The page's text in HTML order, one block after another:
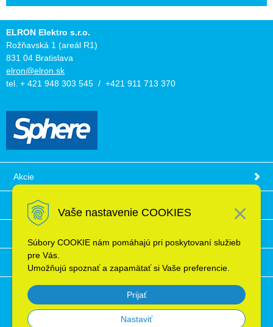
Vaše nastavenie COOKIES
Súbory COOKIE nám pomáhajú pri poskytovaní služieb
pre Vás.
Umožňujú spoznať a zapamätať si Vaše preferencie.
Prijať
Nastaviť
ELRON Elektro s.r.o.
Rožňavská 1 (areál R1)
831 04 Bratislava
elron@elron.sk
tel. + 421 948 303 545 / +421 911 713 370
Akcie
Obchodné podmienky
Ochrana osobných údajov